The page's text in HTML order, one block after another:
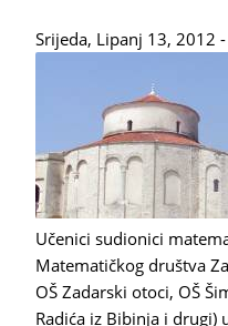
Srijeda, Lipanj 13, 2012 -
Učenici sudionici
Matematičkog društva
OŠ Zadarski otoci, OŠ
Radića iz Bibinja i drugi)